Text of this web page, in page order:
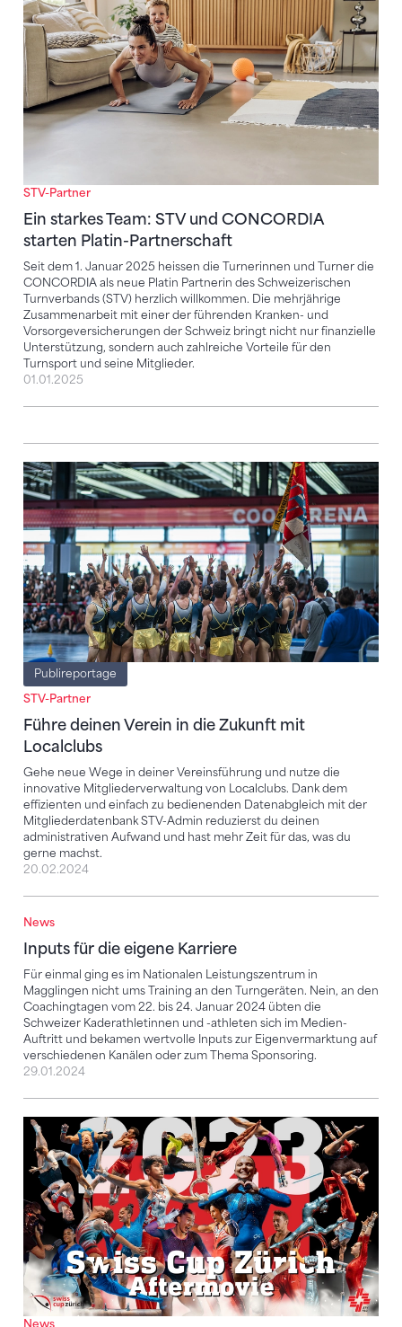
STV-Partner
Ein starkes Team: STV und CONCORDIA
starten Platin-Partnerschaft
Seit dem 1. Januar 2025 heissen die Turnerinnen und Turner die
CONCORDIA als neue Platin Partnerin des Schweizerischen
Turnverbands (STV) herzlich willkommen. Die mehrjährige
Zusammenarbeit mit einer der führenden Kranken- und
Vorsorgeversicherungen der Schweiz bringt nicht nur finanzielle
Unterstützung, sondern auch zahlreiche Vorteile für den
Turnsport und seine Mitglieder.
01.01.2025
Publireportage
STV-Partner
Führe deinen Verein in die Zukunft mit
Localclubs
Gehe neue Wege in deiner Vereinsführung und nutze die
innovative Mitgliederverwaltung von Localclubs. Dank dem
effizienten und einfach zu bedienenden Datenabgleich mit der
Mitgliederdatenbank STV-Admin reduzierst du deinen
administrativen Aufwand und hast mehr Zeit für das, was du
gerne machst.
Führe deinen Verein in die Zukunft mit Localclubs
20.02.2024
News
Inputs für die eigene Karriere
Für einmal ging es im Nationalen Leistungszentrum in
Magglingen nicht ums Training an den Turngeräten. Nein, an den
Coachingtagen vom 22. bis 24. Januar 2024 übten die
Schweizer Kaderathletinnen und -athleten sich im Medien-
Auftritt und bekamen wertvolle Inputs zur Eigenvermarktung auf
verschiedenen Kanälen oder zum Thema Sponsoring.
Inputs für die eigene Karriere
29.01.2024
News
Swiss Cup Zürich 2023 | Aftermovie